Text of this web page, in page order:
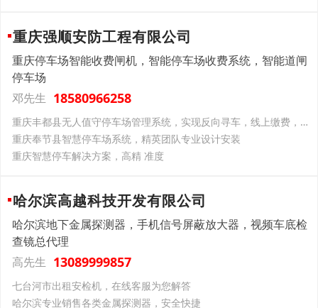
重庆强顺安防工程有限公司
重庆停车场智能收费闸机，智能停车场收费系统，智能道闸
停车场
邓先生 18580966258
重庆丰都县无人值守停车场管理系统，实现反向寻车，线上缴费，车位查询
重庆奉节县智慧停车场系统，精英团队专业设计安装
重庆智慧停车解决方案，高精 准度
哈尔滨高越科技开发有限公司
哈尔滨地下金属探测器，手机信号屏蔽放大器，视频车底检
查镜总代理
高先生 13089999857
七台河市出租安检机，在线客服为您解答
哈尔滨专业销售各类金属探测器，安全快捷